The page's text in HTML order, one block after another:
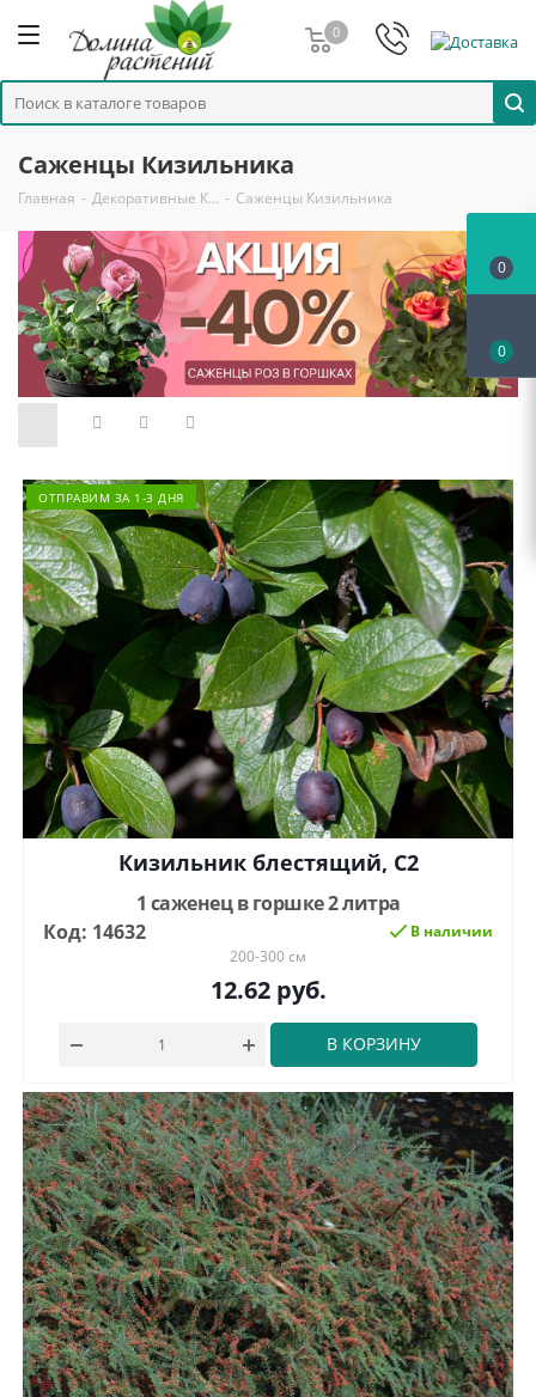
0
Саженцы Кизильника
Главная - Декоративные К… - Саженцы Кизильника
ОТПРАВИМ ЗА 1-3 ДНЯ
Кизильник блестящий, С2
1 саженец в горшке 2 литра
Код: 14632
В наличии
200-300 см
12.62руб.
В КОРЗИНУ
0
0